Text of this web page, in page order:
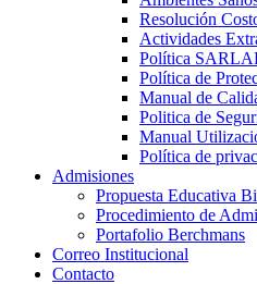
Resolución
Actividades
Política
Política de
Manual de
Politica de
Manual
Política de
Admisiones
Propuesta Educativa
Procedimiento de
Portafolio Berchmans
Correo Institucional
Contacto